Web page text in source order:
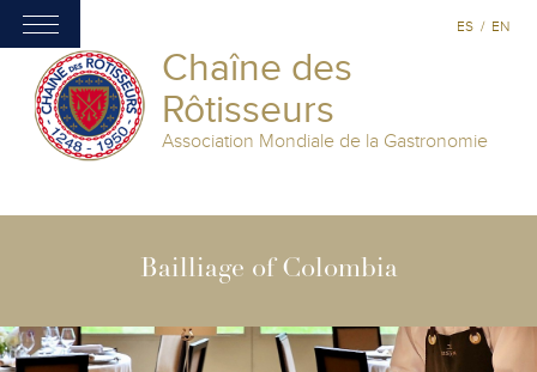
Chaîne des
Rôtisseurs
Association Mondiale de la Gastronomie
ES / EN
Bailliage of Colombia